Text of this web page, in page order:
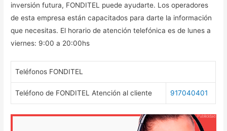
inversión futura, FONDITEL puede ayudarte. Los operadores
de esta empresa están capacitados para darte la información
que necesitas. El horario de atención telefónica es de lunes a
viernes: 9:00 a 20:00hs
Teléfonos FONDITEL
Teléfono de FONDITEL Atención al cliente 917040401